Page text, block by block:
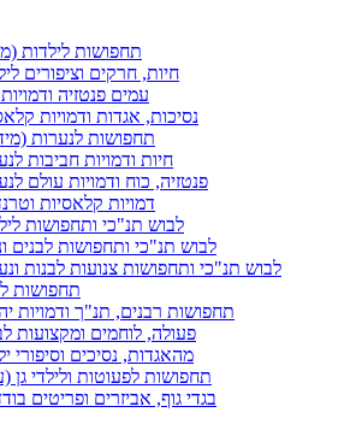
תחפושות לילדות
חיות, חרקים וציפורים
עמים פנטזיה
נסיכות, אגדות ודמויות
תחפושות לנערות (מידות
חיות ודמויות חביבות
פנטזיה, כוח ודמויות עולם
דמויות קלאסיות
לבוש תנ"כי ותחפושות
לבוש תנ"כי ותחפושות לבנים
לבוש תנ"כי ותחפושות צנועות לבנות
תחפושות
תחפושות רבנים, תנ"ך ודמויות
פעולה, לוחמים ומקצועות
מהאגדות, נסיכים וסיפורי
תחפושות לפעוטות ולילדי גן
בגדי גוף, אביזרים ופריטים